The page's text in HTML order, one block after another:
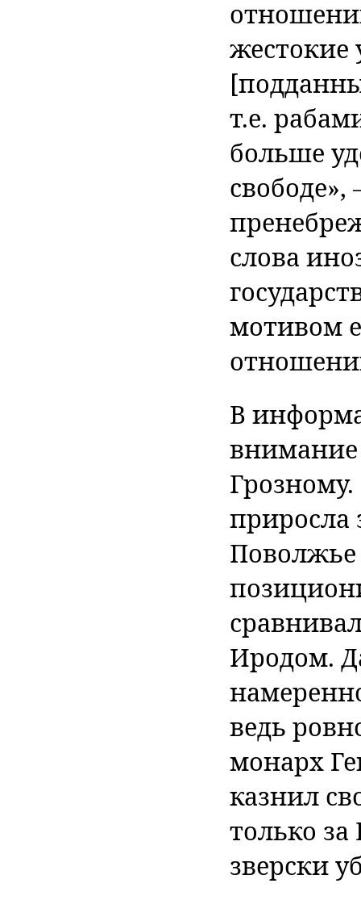
жестокие
т.е.
больше
слова
мотивом
В
внимание
Иродом.
ведь
монарх
казнил
только
зверски